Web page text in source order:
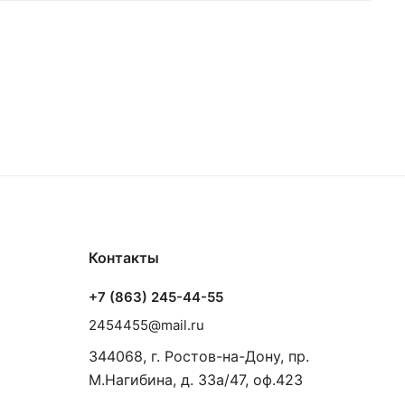
Контакты
+7 (863) 245-44-55
2454455@mail.ru
344068, г. Ростов-на-Дону, пр.
М.Нагибина, д. 33а/47, оф.423